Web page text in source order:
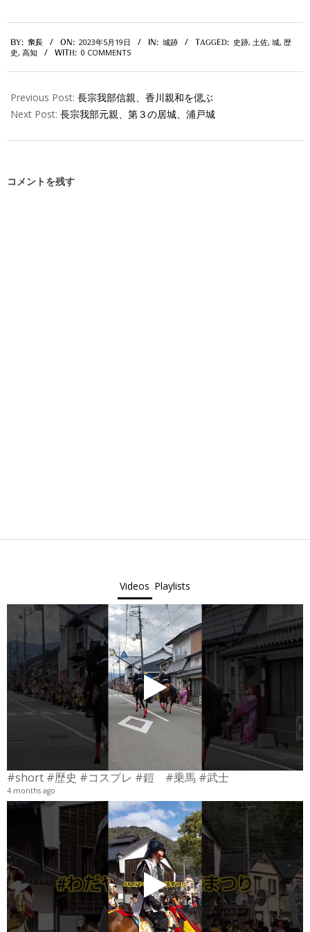
05-
BY: 衆長 ON: 2023年5月19日 IN: 城跡 TAGGED: 史跡, 土佐, 城, 歴
史, 高知 WITH: 0 COMMENTS
Previous Post: 長宗我部信親、香川親和を偲ぶ
Next Post: 長宗我部元親、第３の居城、浦戸城
コメントを残す
Videos Playlists
#short #歴史 #コスプレ #鎧 #乗馬 #武士
4 months ago